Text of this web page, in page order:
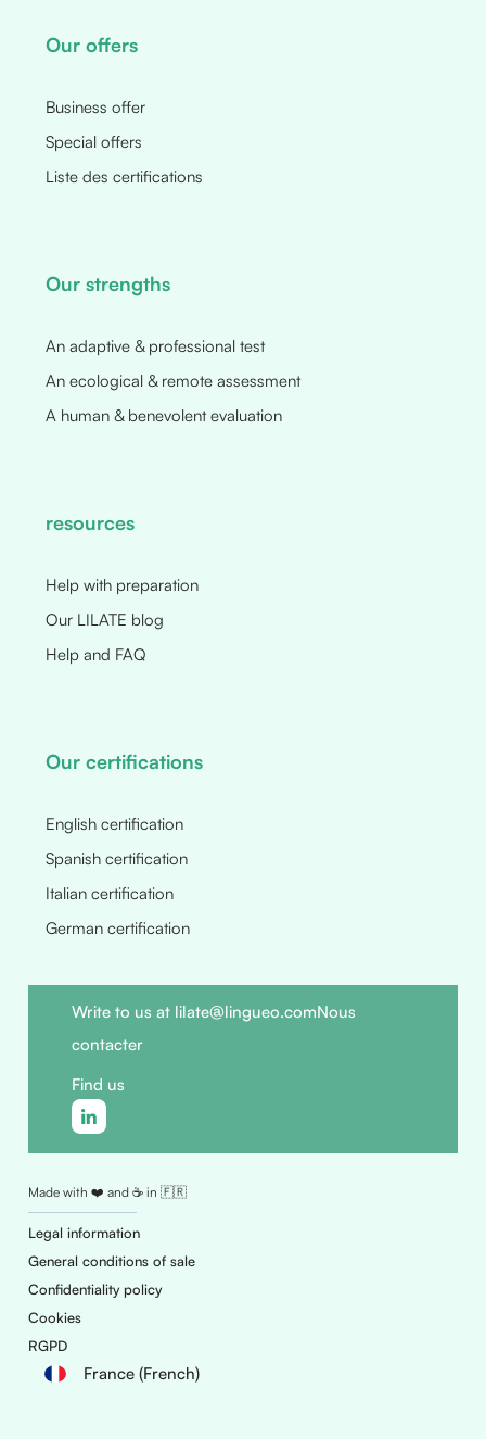
Our offers
Business offer
Special offers
Liste des certifications
Our strengths
An adaptive & professional test
An ecological & remote assessment
A human & benevolent evaluation
resources
Help with preparation
Our LILATE blog
Help and FAQ
Our certifications
English certification
Spanish certification
Italian certification
German certification
Write to us at lilate@lingueo.comNous
contacter
Find us
Made with ❤️ and ☕ in 🇫🇷
Legal information
General conditions of sale
Confidentiality policy
Cookies
RGPD
France (French)